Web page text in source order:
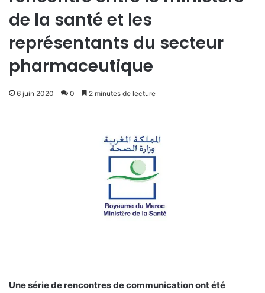
de la santé et les
représentants du secteur
pharmaceutique
6 juin 2020 0 2 minutes de lecture
Une série de rencontres de communication ont été